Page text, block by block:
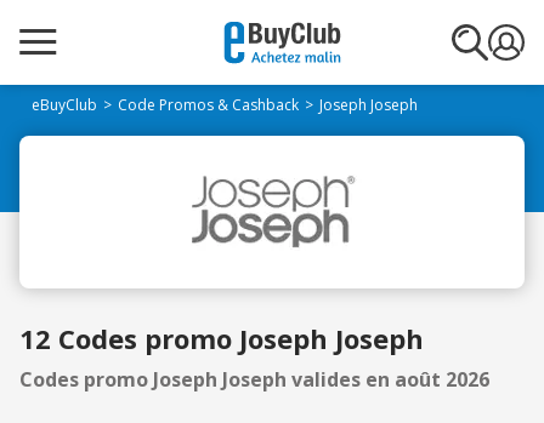
eBuyClub Code Promos & Cashback Joseph Joseph
12 Codes promo Joseph Joseph
Codes promo Joseph Joseph valides en août 2026